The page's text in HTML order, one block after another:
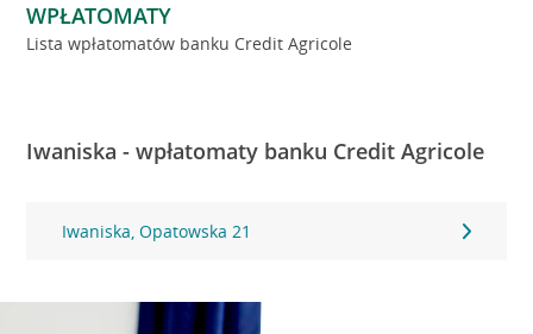
WPŁATOMATY
Lista wpłatomatów banku Credit Agricole
Iwaniska - wpłatomaty banku Credit Agricole
Iwaniska, Opatowska 21